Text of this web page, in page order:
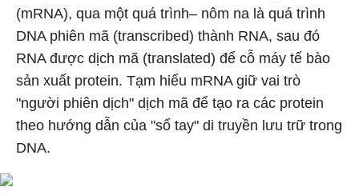
(mRNA), qua một quá trình– nôm na là quá trình
DNA phiên mã (transcribed) thành RNA, sau đó
RNA được dịch mã (translated) để cỗ máy tế bào
sản xuất protein. Tạm hiểu mRNA giữ vai trò
"người phiên dịch" dịch mã để tạo ra các protein
theo hướng dẫn của "sổ tay" di truyền lưu trữ trong
DNA.